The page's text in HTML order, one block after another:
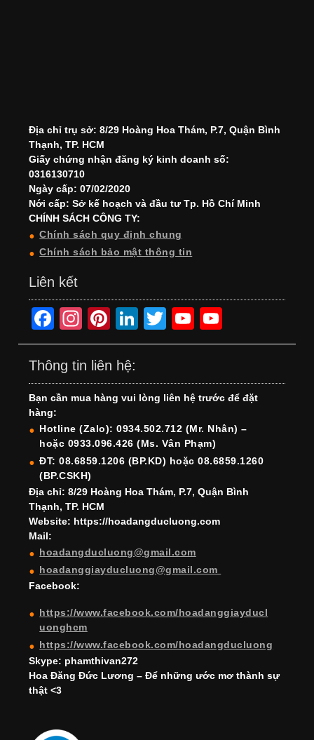
Địa chỉ trụ sở: 8/29 Hoàng Hoa Thám, P.7, Quận Bình
Thạnh, TP. HCM
Giấy chứng nhận đăng ký kinh doanh số:
0316130710
Ngày cấp: 07/02/2020
Nới cấp: Sở kế hoạch và đầu tư Tp. Hồ Chí Minh
CHÍNH SÁCH CÔNG TY:
Chính sách quy định chung
Chính sách bảo mật thông tin
Liên kết
F
a
c
e
b
o
o
k
In
st
a
gr
a
m
Pi
nt
er
e
st
Li
n
e
dI
n
T
wi
er
Y
o
T
u
b
e
o
T
u
b
e
h
Thông tin liên hệ:
Bạn cần mua hàng vui lòng liên hệ trước để đặt
hàng:
Hotline (Zalo): 0934.502.712 (Mr. Nhân) –
hoặc 0933.096.426 (Ms. Vân Phạm)
ĐT: 08.6859.1206 (BP.KD) hoặc 08.6859.1260
(BP.CSKH)
Địa chỉ: 8/29 Hoàng Hoa Thám, P.7, Quận Bình
Thạnh, TP. HCM
Website: https://hoadangducluong.com
Mail:
hoadangducluong@gmail.com
hoadanggiayducluong@gmail.com
Facebook:
https://www.facebook.com/hoadanggiayducl
uonghcm
https://www.facebook.com/hoadangducluong
Skype: phamthivan272
Hoa Đăng Đức Lương – Để những ước mơ thành sự
thật <3